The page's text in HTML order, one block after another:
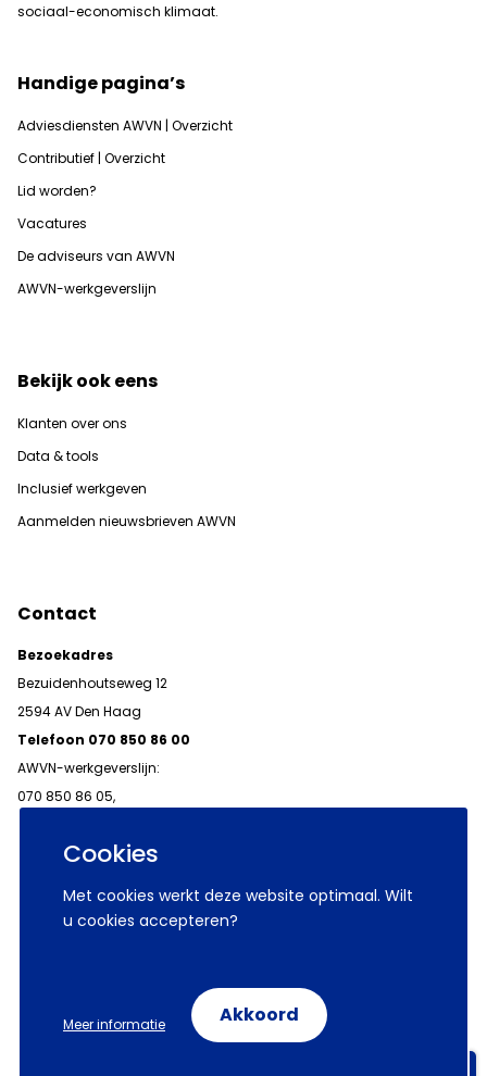
Cookies
Met cookies werkt deze website optimaal. Wilt
u cookies accepteren?
Meer informatie Akkoord
sociaal-economisch klimaat.
Handige pagina’s
Adviesdiensten AWVN | Overzicht
Contributief | Overzicht
Lid worden?
Vacatures
De adviseurs van AWVN
AWVN-werkgeverslijn
Bekijk ook eens
Klanten over ons
Data & tools
Inclusief werkgeven
Aanmelden nieuwsbrieven AWVN
Contact
Bezoekadres
Bezuidenhoutseweg 12
2594 AV Den Haag
Telefoon 070 850 86 00
AWVN-werkgeverslijn:
070 850 86 05,
© 2026 AWVN
Volg ons op: